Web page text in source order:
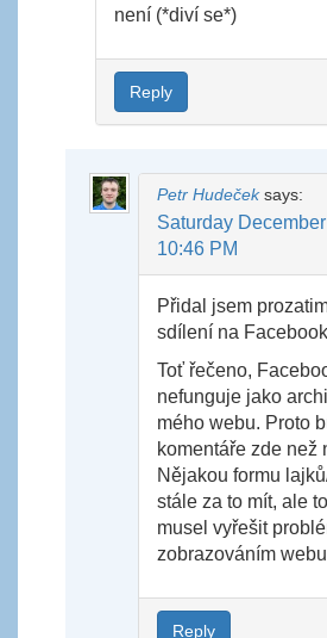
není (*diví se*)
Reply
Petr Hudeček says:
Saturday
10:46 PM
Přidal jsem
sdílení na
Toť řečeno,
nefunguje jako
mého webu. Proto
komentáře zde než
Nějakou formu
stále za to mít, ale
musel vyřešit
zobrazováním
Reply